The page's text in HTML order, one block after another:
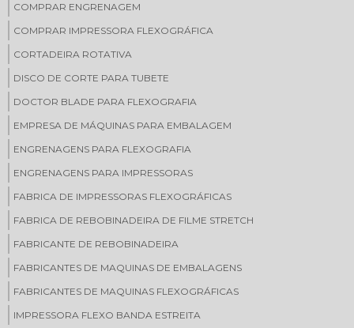
COMPRAR ENGRENAGEM
COMPRAR IMPRESSORA FLEXOGRÁFICA
CORTADEIRA ROTATIVA
DISCO DE CORTE PARA TUBETE
DOCTOR BLADE PARA FLEXOGRAFIA
EMPRESA DE MÁQUINAS PARA EMBALAGEM
ENGRENAGENS PARA FLEXOGRAFIA
ENGRENAGENS PARA IMPRESSORAS
FABRICA DE IMPRESSORAS FLEXOGRÁFICAS
FABRICA DE REBOBINADEIRA DE FILME STRETCH
FABRICANTE DE REBOBINADEIRA
FABRICANTES DE MAQUINAS DE EMBALAGENS
FABRICANTES DE MAQUINAS FLEXOGRÁFICAS
IMPRESSORA FLEXO BANDA ESTREITA